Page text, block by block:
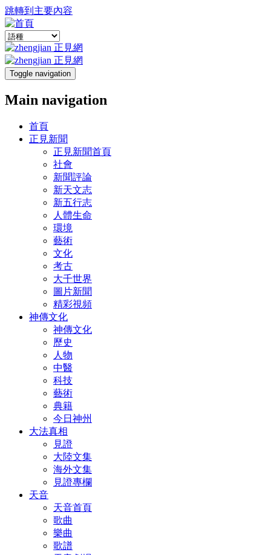
跳轉到主要內容
Toggle navigation
Main navigation
首頁
正見新聞
正見新聞首頁
社會
新聞評論
新天文志
新五行志
人體生命
環境
藝術
文化
考古
大千世界
圖片新聞
精彩視頻
神傳文化
神傳文化
歷史
人物
中醫
科技
藝術
典籍
今日神州
大法真相
見證
大陸文集
海外文集
見證專欄
天音
天音首頁
歌曲
樂曲
歌譜